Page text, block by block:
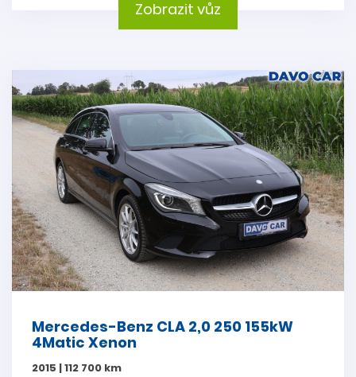
Zobrazit vůz
Mercedes-Benz CLA 2,0 250 155kW
4Matic Xenon
2015 | 112 700 km